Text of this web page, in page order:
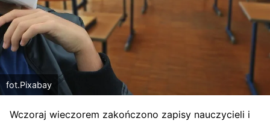
fot.Pixabay
Wczoraj wieczorem zakończono zapisy nauczycieli i